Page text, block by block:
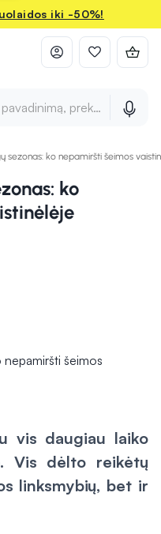
iki -50%!
prekės ženklą ir
sezonas: ko nepamiršti šeimos
ko
vis daugiau laiko
Vis dėlto reikėtų
linksmybių, bet ir